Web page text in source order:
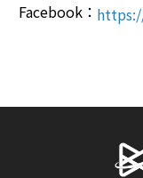
Facebook：